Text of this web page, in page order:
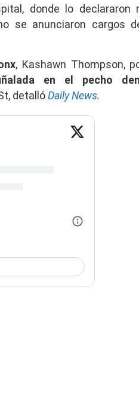
donde lo declararon
se anunciaron cargos
, Kashawn Thompson,
en el pecho
detallóDaily News.